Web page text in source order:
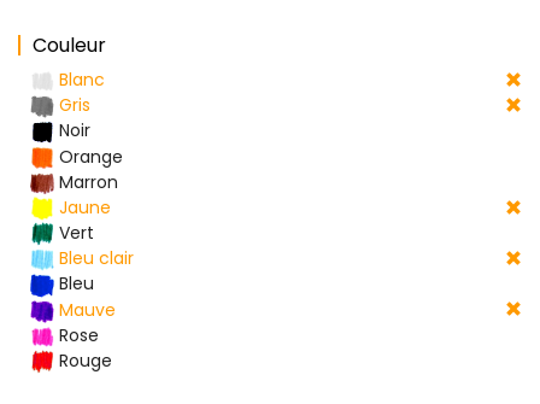
Couleur
Blanc
Gris
Noir
Orange
Marron
Jaune
Vert
Bleu clair
Bleu
Mauve
Rose
Rouge